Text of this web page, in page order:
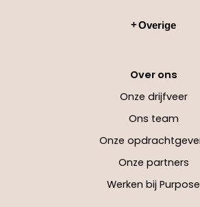
Overige
Over ons
Onze drijfveer
Ons team
Onze
Onze partners
Werken bij Purpose